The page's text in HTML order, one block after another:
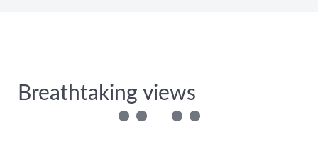
Breathtaking views